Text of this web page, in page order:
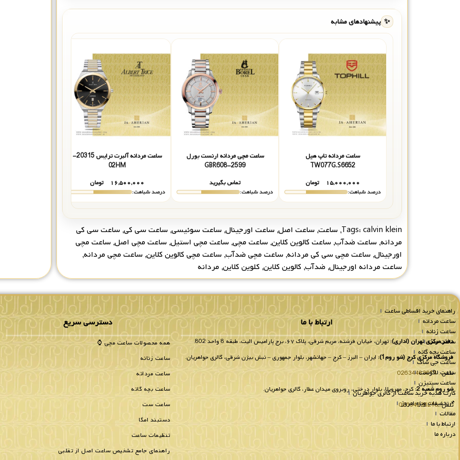
✨ پیشنهادهای مشابه
ساعت مردانه تاپ هیل
TW077G.S6652
۱۵,۰۰۰,۰۰۰
تومان
درصد شباهت:
ساعت مچی مردانه ارنست بورل
GBR608-2599
تماس بگیرید
درصد شباهت:
ساعت مردانه آلبرت ترایس 20315-
02HM
۱۶,۵۰۰,۰۰۰
تومان
درصد شباهت:
Tags: calvin klein
, ساعت, ساعت اصل, ساعت اورجینال, ساعت سوئیسی, ساعت سی کی, ساعت سی کی
مردانه, ساعت ضدآب, ساعت کالوین کلاین, ساعت مچی, ساعت مچی استیل, ساعت مچی اصل, ساعت مچی
اورجینال, ساعت مچی سی کی مردانه, ساعت مچی ضدآب, ساعت مچی کالوین کلاین, ساعت مچی مردانه,
ساعت مردانه اورجینال, ضدآب, کالوین کلاین, کلوین کلاین, مردانه
راهنمای خرید اقساطی ساعت
ساعت مردانه
ساعت زنانه
ساعت ست
ساعت بچه گانه
ساعت جی شاک
ساعت لاگوست
ساعت سیتیزن
کارت هدیه خرید ساعت از گالری جواهریان
📌تخفیفات ویژه امروز
مقالات
ارتباط با ما
درباره ما
ارتباط با ما
دفتر مرکزی تهران (اداری):تهران، خیابان فرشته، مریم شرقی، پلاک ۶۷، برج پارامیس الیت، طبقه 8 واحد 802.
فروشگاه مرکزی کرج (شو روم1):
ایران – البرز – کرج – جهانشهر، بلوار جمهوری – نبش بیژن شرقی، گالری جواهریان.
تلفن :02634483611
شو روم شعبه 2:
کرج، مهرویلا، بلوار درختی، روبروی میدان عطار، گالری جواهریان.
تلفن:02634236218
دسترسی سریع
همه محصولات ساعت مچی ⌚
ساعت زنانه
ساعت مردانه
ساعت بچه گانه
ساعت ست
دستبند امگا
تنظیمات ساعت
راهنمای جامع تشخیص ساعت اصل از تقلبی